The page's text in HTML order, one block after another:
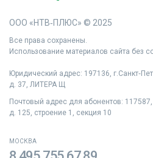
ООО «НТВ‑ПЛЮС» © 2025
Все права сохранены.
Использование материалов сайта без
Юридический адрес: 197136,
д. 37, ЛИТЕРА Щ
Почтовый адрес для абонентов:
д. 125, строение 1, секция 10
МОСКВА